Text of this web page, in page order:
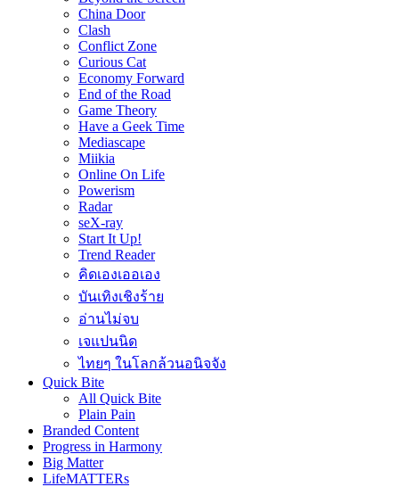
China Door
Clash
Conflict Zone
Curious Cat
Economy Forward
End of the Road
Game Theory
Have a Geek Time
Mediascape
Miikia
Online On Life
Powerism
Radar
seX-ray
Start It Up!
Trend Reader
คิดเองเออเอง
บันเทิงเชิงร้าย
อ่านไม่จบ
เจแปนนิด
ไทยๆ ในโลกล้วนอนิจจัง
Quick Bite
All Quick Bite
Plain Pain
Branded Content
Progress in Harmony
Big Matter
LifeMATTERs